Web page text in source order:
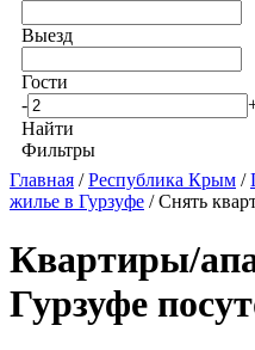
Выезд
Гости
-
Найти
Фильтры
Главная /Республика Крым /
жилье в Гурзуфе / Снять
Квартиры/
Гурзуфе